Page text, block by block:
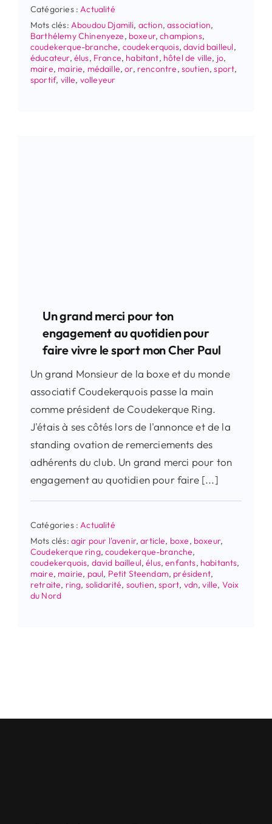
Catégories :Actualité
Mots clés: Aboudou Djamili, action,association,
Barthélemy Chinenyeze, boxeur,champions,
coudekerque-branche, coudekerquois,david bailleul,
éducateur, élus, France, habitant, hôtel de ville, jo,
maire, mairie, médaille,or, rencontre, soutien,sport,
sportif, ville, volleyeur
Un grand merci pour ton
engagement au quotidien pour
faire vivre le sport mon Cher Paul
Un grand Monsieur de la boxe et du monde
associatif Coudekerquois passe la main
comme président de Coudekerque Ring.
J'étais à ses côtés lors de l'annonce et de la
standing ovation de remerciements des
adhérents du club. Un grand merci pour ton
engagement au quotidien pour faire [...]
Catégories :Actualité
Mots clés: agir pour l'avenir,article, boxe, boxeur,
Coudekerque ring,coudekerque-branche,
coudekerquois, david bailleul,élus,enfants, habitants,
maire, mairie, paul, Petit Steendam, président,
retraite, ring, solidarité, soutien,sport, vdn,ville, Voix
du Nord